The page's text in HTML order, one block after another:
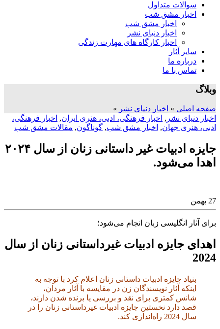
سوالات متداول
اخبار مشق شب
اخبار مشق شب
اخبار دنیای نشر
اخبار کارگاه های مهارت زندگی
سایر آثار
درباره ما
تماس با ما
وبلاگ
صفحه اصلی » اخبار دنیای نشر »
اخبار دنیای نشر , اخبار فرهنگی، ادبی، هنری ایران, اخبار فرهنگی،
ادبی، هنری جهان, اخبار مشق شب, گوناگون, مقالات مشق شب
جایزه ادبیات غیر داستانی زنان از سال ۲۰۲۴
اهدا می‌شود.
27 بهمن
برای آثار انگلیسی زبان انجام می‌شود؛
اهدای جایزه ادبیات غیرداستانی زنان از سال
2024
بنیاد جایزه ادبیات داستانی زنان اعلام کرد با توجه به
اینکه آثار نویسندگان زن در مقایسه با آثار مردان،
شانس کمتری برای نقد و بررسی یا برنده شدن دارند،
قصد دارد نخستین جایزه ادبیات غیرداستانی زنان را در
سال 2024 راه‌اندازی کند.